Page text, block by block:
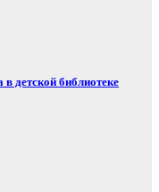
детской библиотеке